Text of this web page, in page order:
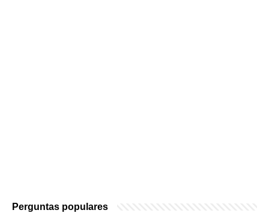
Perguntas populares